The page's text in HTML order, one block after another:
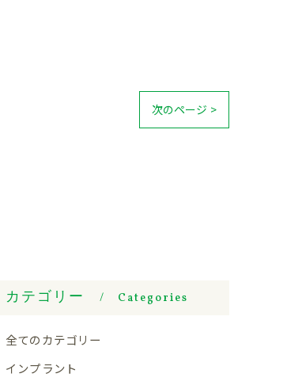
次のページ >
カテゴリー Categories
全てのカテゴリー
インプラント